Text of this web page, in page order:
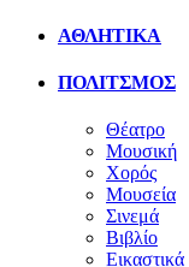
ΑΘΛΗΤΙΚΑ
ΠΟΛΙΤΣΜΟΣ
Θέατρο
Μουσική
Χορός
Μουσεία
Σινεμά
Βιβλίο
Εικαστικά